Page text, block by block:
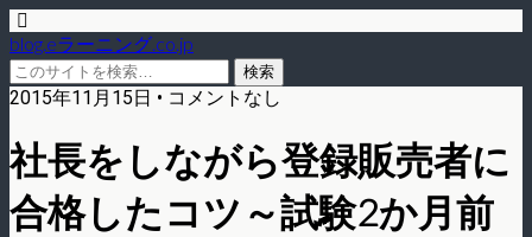
blog.eラーニング.co.jp
2015年11月15日 • コメントなし
社長をしながら登録販売者に
合格したコツ～試験2か月前